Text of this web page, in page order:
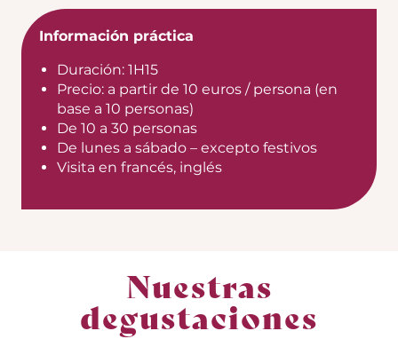
Información práctica
Duración: 1H15
Precio: a partir de 10 euros / persona (en
base a 10 personas)
De 10 a 30 personas
De lunes a sábado – excepto festivos
Visita en francés, inglés
Nuestras
degustaciones